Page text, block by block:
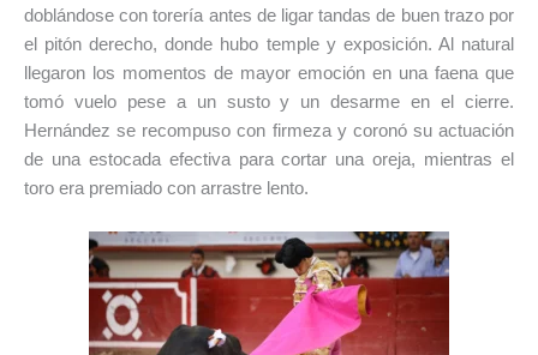
doblándose con torería antes de ligar tandas de buen trazo por
el pitón derecho, donde hubo temple y exposición. Al natural
llegaron los momentos de mayor emoción en una faena que
tomó vuelo pese a un susto y un desarme en el cierre.
Hernández se recompuso con firmeza y coronó su actuación
de una estocada efectiva para cortar una oreja, mientras el
toro era premiado con arrastre lento.